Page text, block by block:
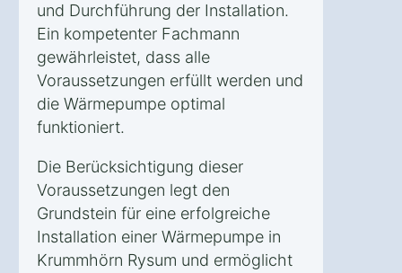
und Durchführung der Installation.
Ein kompetenter Fachmann
gewährleistet, dass alle
Voraussetzungen erfüllt werden und
die Wärmepumpe optimal
funktioniert.
Die Berücksichtigung dieser
Voraussetzungen legt den
Grundstein für eine erfolgreiche
Installation einer Wärmepumpe in
Krummhörn Rysum und ermöglicht